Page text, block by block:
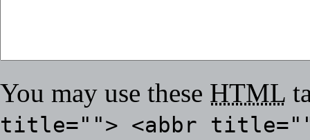
You may use these HTML
title=""> <abbr